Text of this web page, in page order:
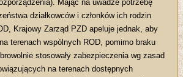
Mając na uwadze potrzebę
działkowców i członków ich rodzin
Krajowy Zarząd PZD apeluje jednak, aby
terenach wspólnych ROD, pomimo braku
stosowały zabezpieczenia wg zasad
na terenach dostępnych